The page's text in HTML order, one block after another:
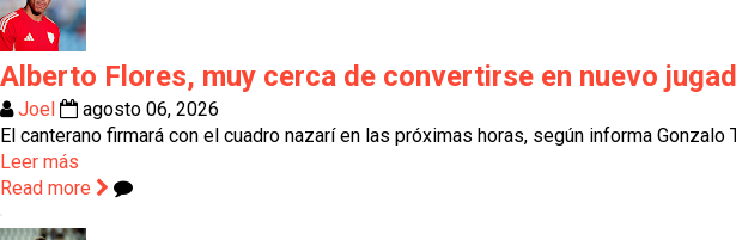
Alberto Flores, muy cerca de convertirse en nuevo
Joel
agosto 06, 2026
El canterano firmará con el cuadro nazarí en las próximas horas, según informa
Leer más
Read more